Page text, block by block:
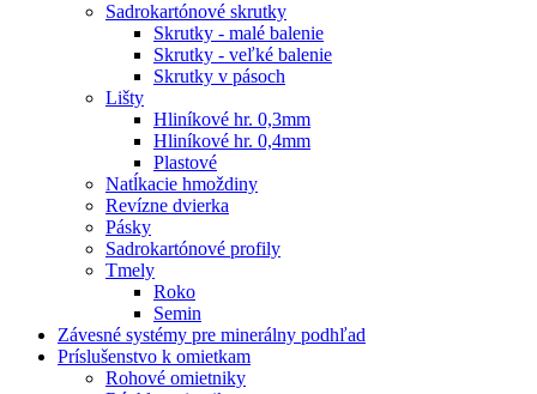
Sadrokartónové skrutky
Skrutky - malé balenie
Skrutky - veľké balenie
Skrutky v pásoch
Lišty
Hliníkové hr. 0,3mm
Hliníkové hr. 0,4mm
Plastové
Natĺkacie hmoždiny
Revízne dvierka
Pásky
Sadrokartónové profily
Tmely
Roko
Semin
Závesné systémy pre minerálny podhľad
Príslušenstvo k omietkam
Rohové omietniky